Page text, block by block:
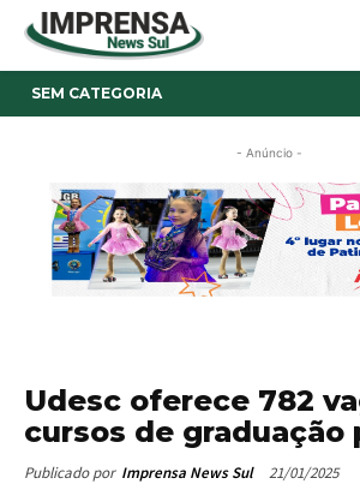
SEM CATEGORIA
- Anúncio -
Udesc oferece 782
cursos de graduação
Publicado por Imprensa News Sul 21/01/2025